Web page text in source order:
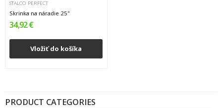
PRODUCT CATEGORIES
STALCO PERFECT
Skrinka na náradie 25''
34,92 €
Vložiť do košíka